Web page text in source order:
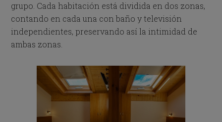
grupo. Cada habitación está dividida en dos zonas,
contando en cada una con baño y televisión
independientes, preservando así la intimidad de
ambas zonas.